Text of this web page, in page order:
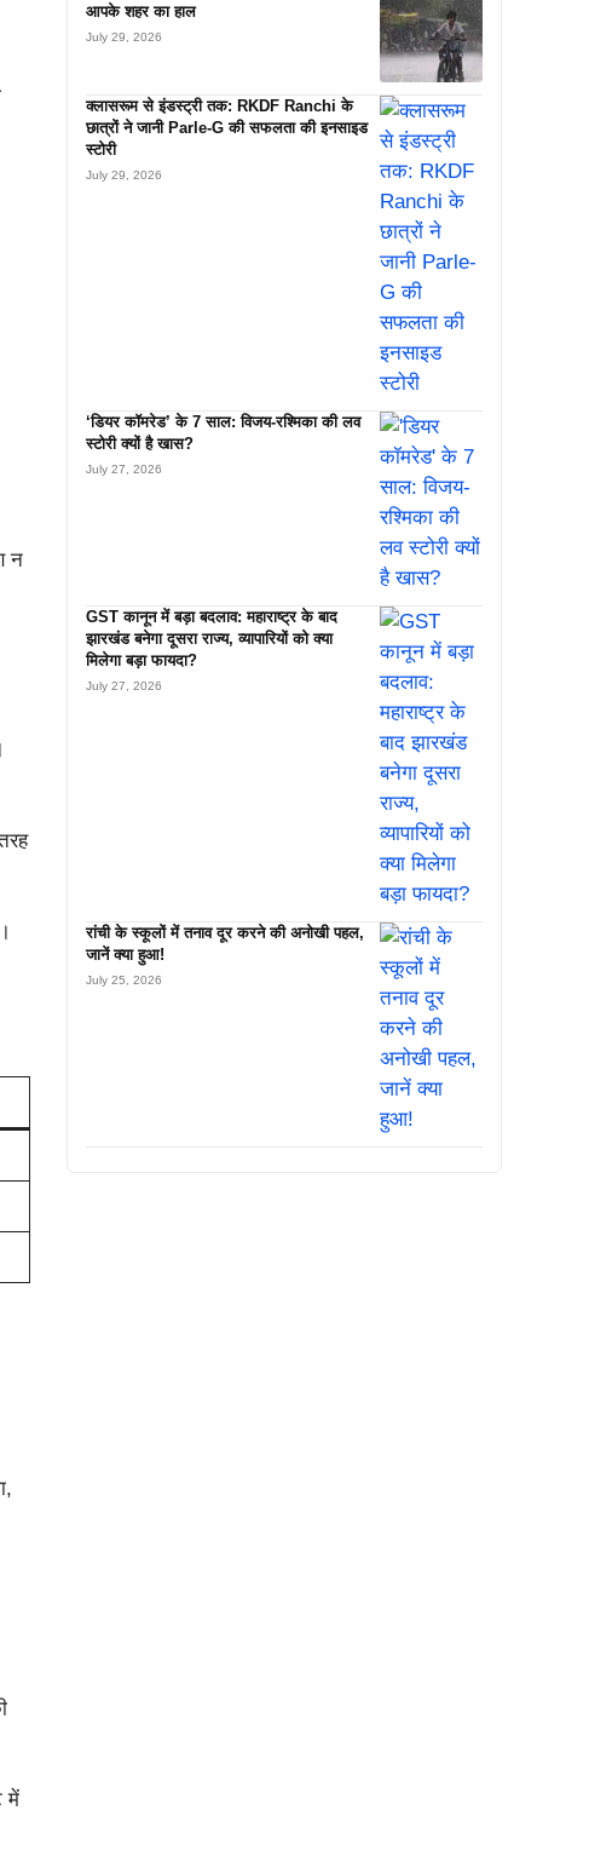
न
में
आपके शहर का हाल
July 29, 2026
क्लासरूम से इंडस्ट्री तक: RKDF Ranchi के
छात्रों ने जानी Parle-G की सफलता की इनसाइड
स्टोरी
July 29, 2026
‘डियर कॉमरेड’ के 7 साल: विजय-रश्मिका की लव
स्टोरी क्यों है खास?
July 27, 2026
GST कानून में बड़ा बदलाव: महाराष्ट्र के बाद
झारखंड बनेगा दूसरा राज्य, व्यापारियों को क्या
मिलेगा बड़ा फायदा?
July 27, 2026
रांची के स्कूलों में तनाव दूर करने की अनोखी पहल,
जानें क्या हुआ!
July 25, 2026